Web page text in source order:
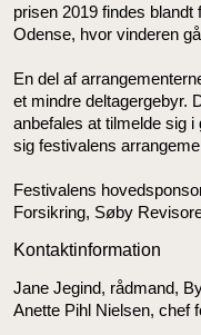
prisen 2019 findes
Odense, hvor vinderen
En del af
et mindre deltagergebyr.
anbefales at tilmelde sig
sig festivalens
Festivalens
Forsikring, Søby
Kontaktinformation
Jane Jegind, rådmand,
Anette Pihl Nielsen, chef